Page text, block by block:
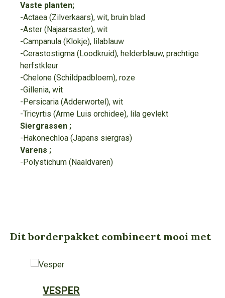
Vaste planten;
-Actaea (Zilverkaars), wit, bruin blad
-Aster (Najaarsaster), wit
-Campanula (Klokje), lilablauw
-Cerastostigma (Loodkruid), helderblauw, prachtige
herfstkleur
-Chelone (Schildpadbloem), roze
-Gillenia, wit
-Persicaria (Adderwortel), wit
-Tricyrtis (Arme Luis orchidee), lila gevlekt
Siergrassen ;
-Hakonechloa (Japans siergras)
Varens ;
-Polystichum (Naaldvaren)
Dit borderpakket combineert mooi met
VESPER